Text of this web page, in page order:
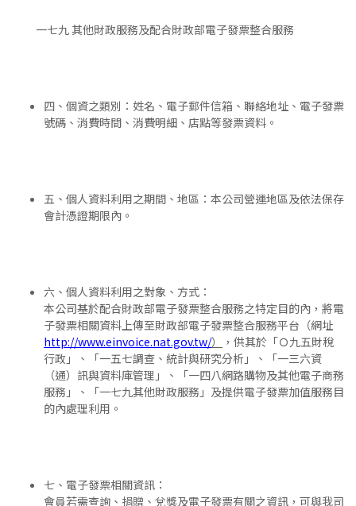
一七九 其他財政服務及配合財政部電子發票整合服務
四、個資之類別：姓名、電子郵件信箱、聯絡地址、電子發票
號碼、消費時間、消費明細、店點等發票資料。
五、個人資料利用之期間、地區：本公司營運地區及依法保存
會計憑證期限內。
六、個人資料利用之對象、方式：
本公司基於配合財政部電子發票整合服務之特定目的內，將電
子發票相關資料上傳至財政部電子發票整合服務平台（網址
http://www.einvoice.nat.gov.tw/）
，供其於「Ｏ九五財稅
行政」、「一五七調查、統計與研究分析」、「一三六資
（通）訊與資料庫管理」、「一四八網路購物及其他電子商務
服務」、「一七九其他財政服務」及提供電子發票加值服務目
的內處理利用。
七、電子發票相關資訊：
會員若需查詢、捐贈、兌獎及電子發票有關之資訊，可與我司